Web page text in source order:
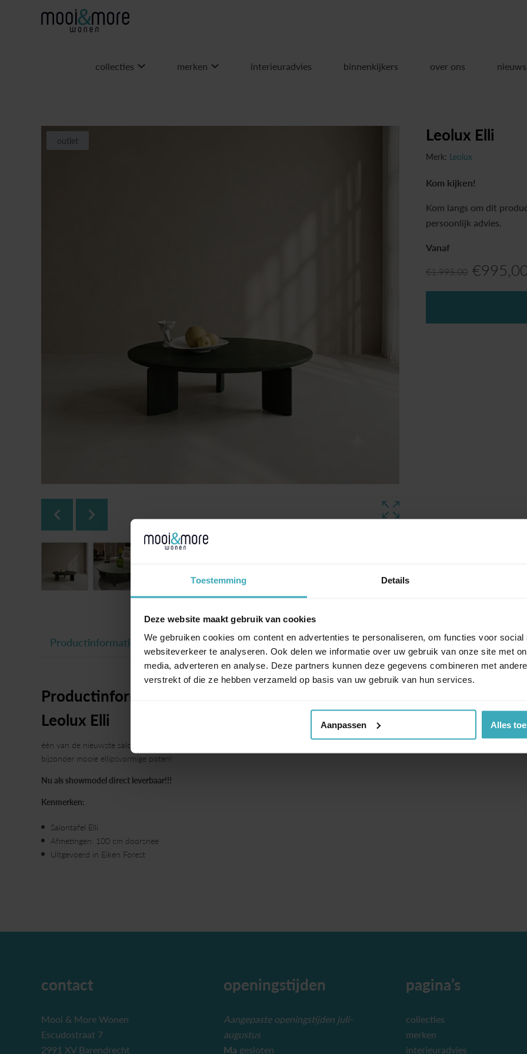
Toestemming Details
Deze website maakt gebruik van cookies
We gebruiken cookies om content en advertenties te personaliseren, om functies voor social
websiteverkeer te analyseren. Ook delen we informatie over uw gebruik van onze site met
media, adverteren en analyse. Deze partners kunnen deze gegevens combineren met
verstrekt of die ze hebben verzameld op basis van uw gebruik van hun services.
Aanpassen Alles
collecties merken interieuradvies binnenkijkers over ons nieuws
outlet Leolux Elli
Merk: Leolux
Kom kijken!
Kom langs om dit
persoonlijk advies.
Vanaf
€1.995,00 €
Productinformatie
Productinformatie
Leolux Elli
één van de nieuwste salontafels binnen de collectie van Leolux: Elli! Gemaakt van hoogwaardig eikenhout en met
bijzonder mooie ellipsvormige poten!
Nu als showmodel direct leverbaar!!!
Kenmerken:
Salontafel Elli
Afmetingen: 100 cm doorsnee
Uitgevoerd in Eiken Forest
contact
Mooi & More Wonen
Escudostraat 7
2991 XV Barendrecht
openingstijden
Aangepaste openingstijden juli-
augustus
Ma gesloten
pagina’s
collecties
merken
interieuradvies